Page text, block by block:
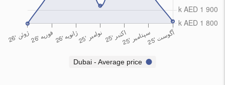
Dubai - Average price